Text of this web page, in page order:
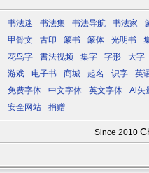
书法迷 书法集 书法导航 书法家
甲骨文
古印 篆书 篆体 光明书
花鸟字
書法视频 集字 字形 大字
游戏
电子书 商城 起名 识字 英
免费字体
中文字体 英文字体 Ai矢
安全网站
捐赠
Since 2010